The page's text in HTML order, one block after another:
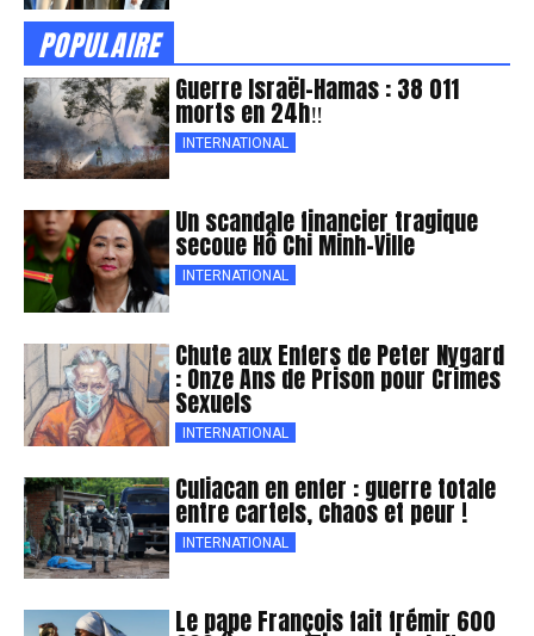
POPULAIRE
Guerre Israël-Hamas : 38 011
morts en 24h‼
INTERNATIONAL
Un scandale financier tragique
secoue Hô Chi Minh-Ville
INTERNATIONAL
Chute aux Enfers de Peter Nygard
: Onze Ans de Prison pour Crimes
Sexuels
INTERNATIONAL
Culiacan en enfer : guerre totale
entre cartels, chaos et peur !
INTERNATIONAL
Le pape François fait frémir 600